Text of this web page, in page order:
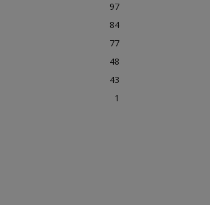
97
84
77
48
43
1